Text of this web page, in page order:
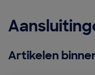
Artikelen